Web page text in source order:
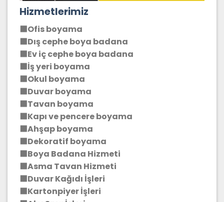
Hizmetlerimiz
⬛Ofis boyama
⬛Dış cephe boya badana
⬛Ev iç cephe boya badana
⬛İş yeri boyama
⬛Okul boyama
⬛Duvar boyama
⬛Tavan boyama
⬛Kapı ve pencere boyama
⬛Ahşap boyama
⬛Dekoratif boyama
⬛Boya Badana Hizmeti
⬛Asma Tavan Hizmeti
⬛Duvar Kağıdı İşleri
⬛Kartonpiyer İşleri